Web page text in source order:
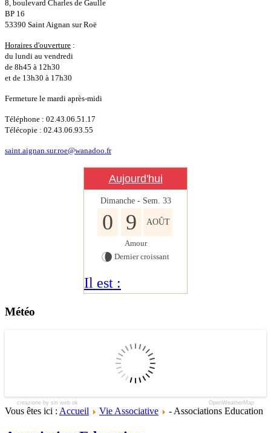
8, boulevard Charles de Gaulle
BP 16
53390 Saint Aignan sur Roë
Horaires d'ouverture :
du lundi au vendredi
de 8h45 à 12h30
et de 13h30 à 17h30
Fermeture le mardi après-midi
Téléphone : 02.43.06.51.17
Télécopie : 02.43.06.93.55
saint.aignan.sur.roe@wanadoo.fr
Aujourd'hui
Dimanche - Sem. 33
0 9 AOÛT
Amour
Dernier croissant
Il est :
Météo
creazione by siti web ok OpenWeatherMap
Vous êtes ici : Accueil Vie Associative - Associations Education